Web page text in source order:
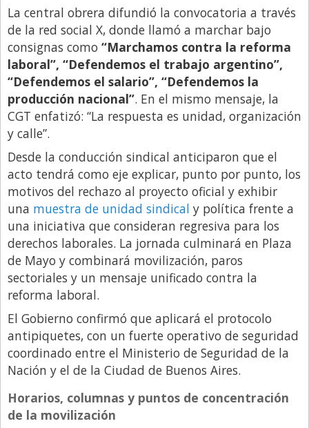
Libro de Quejas
Medios
Millonarios
Minuto Lanzamiento
Negocios
Opinion
País
Política
Publicidad y Marketing
Real Estate y Propiedades
Responsabilidad Social
Salidas
Santa Fe
Show Business
Sociedad
Tecnología
Tendencias
Viajes
La central obrera difundió la convocatoria a través
de la red social X, donde llamó a marchar bajo
consignas como “Marchamos contra la reforma
laboral”, “Defendemos el trabajo argentino”,
“Defendemos el salario”, “Defendemos la
producción nacional”. En el mismo mensaje, la
CGT enfatizó: “La respuesta es unidad, organización
y calle”.
Desde la conducción sindical anticiparon que el
acto tendrá como eje explicar, punto por punto, los
motivos del rechazo al proyecto oficial y exhibir
una muestra de unidad sindical y política frente a
una iniciativa que consideran regresiva para los
derechos laborales. La jornada culminará en Plaza
de Mayo y combinará movilización, paros
sectoriales y un mensaje unificado contra la
reforma laboral.
El Gobierno confirmó que aplicará el protocolo
antipiquetes, con un fuerte operativo de seguridad
coordinado entre el Ministerio de Seguridad de la
Nación y el de la Ciudad de Buenos Aires.
Horarios, columnas y puntos de concentración
de la movilización